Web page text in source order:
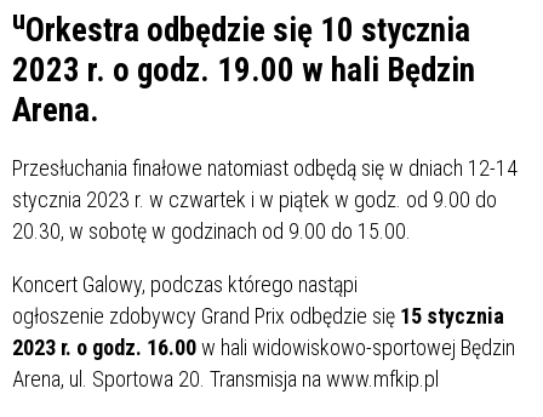
uOrkestra odbędzie się 10 stycznia
2023 r. o godz. 19.00 w hali Będzin
Arena.
Przesłuchania finałowe natomiast odbędą się w dniach 12-14
stycznia 2023 r. w czwartek i w piątek w godz. od 9.00 do
20.30, w sobotę w godzinach od 9.00 do 15.00.
Koncert Galowy, podczas którego nastąpi
ogłoszenie zdobywcy Grand Prix odbędzie się 15 stycznia
2023 r. o godz. 16.00w hali widowiskowo-sportowej Będzin
Arena, ul. Sportowa 20. Transmisja na www.mfkip.pl